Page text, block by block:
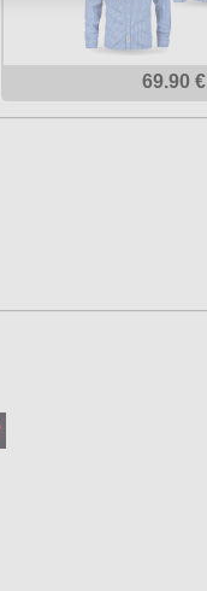
69.90 €